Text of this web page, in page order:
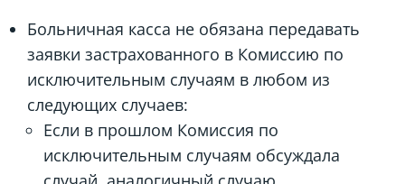
Больничная касса не обязана передавать
заявки застрахованного в Комиссию по
исключительным случаям в любом из
следующих случаев:
Если в прошлом Комиссия по
исключительным случаям обсуждала